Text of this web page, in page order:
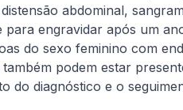
distensão abdominal,
para engravidar após um
do sexo feminino com
também podem estar
do diagnóstico e o